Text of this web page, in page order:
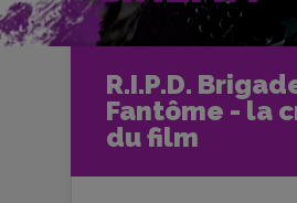
R.I.P.D.
Fantôme - la
du film
Accueil
Cinéma
Critiques et fiches films
R.I.P.D. Brigade
du film